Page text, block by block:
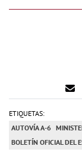
ETIQUETAS:
AUTOVÍA A-6
BOLETÍN OFICIAL DEL